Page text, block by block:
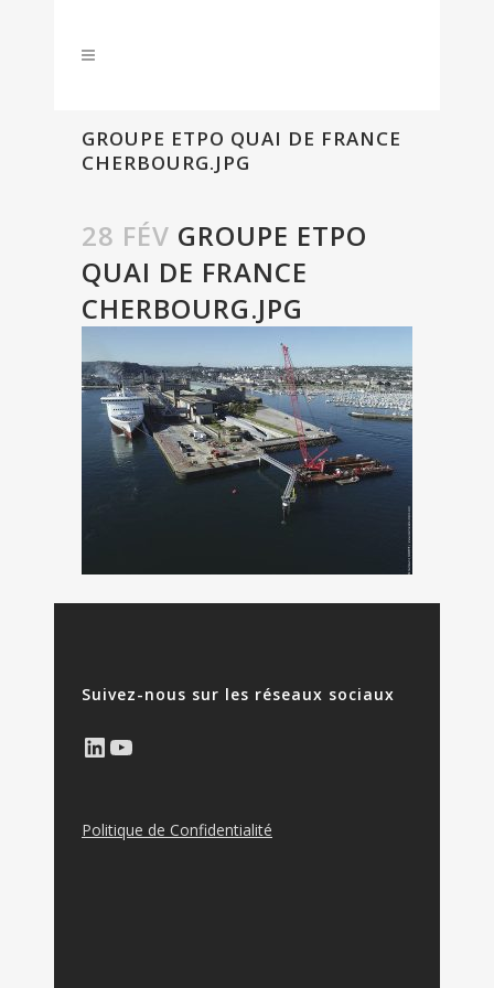
GROUPE ETPO QUAI DE FRANCE
CHERBOURG.JPG
28 FÉV GROUPE ETPO
QUAI DE FRANCE
CHERBOURG.JPG
Suivez-nous sur les réseaux sociaux
LinkedIn
YouTube
Politique de Confidentialité